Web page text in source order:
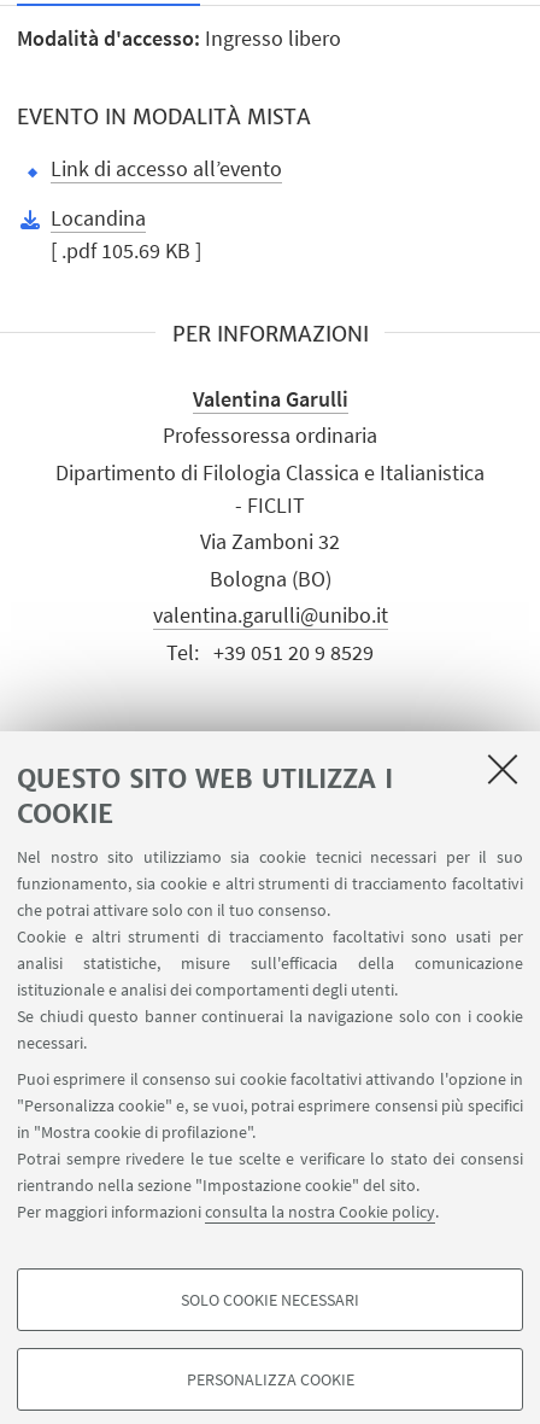
QUESTO SITO WEB UTILIZZA I
COOKIE
Nel nostro sito utilizziamo sia cookie tecnici necessari per il suo
funzionamento, sia cookie e altri strumenti di tracciamento facoltativi
che potrai attivare solo con il tuo consenso.
Cookie e altri strumenti di tracciamento facoltativi sono usati per
analisi statistiche, misure sull'efficacia della comunicazione
istituzionale e analisi dei comportamenti degli utenti.
Se chiudi questo banner continuerai la navigazione solo con i cookie
necessari.
Puoi esprimere il consenso sui cookie facoltativi attivando l'opzione in
"Personalizza cookie" e, se vuoi, potrai esprimere consensi più specifici
in "Mostra cookie di profilazione".
Potrai sempre rivedere le tue scelte e verificare lo stato dei consensi
rientrando nella sezione "Impostazione cookie" del sito.
Per maggiori informazioniconsulta la nostra Cookie policy.
COOKIE DI PROFILAZIONE - FACOLTATIVI
degli utenti, creare profili in base al loro comportamento sul sito, per analisi
di marketing.
SOLO COOKIE NECESSARI
PERSONALIZZA COOKIE
Modalità d'accesso: Ingresso libero
EVENTO IN MODALITÀ MISTA
Link di accesso all’evento
Locandina
[ .pdf 105.69 KB ]
PER INFORMAZIONI
Valentina Garulli
Professoressa ordinaria
Dipartimento di Filologia Classica e Italianistica
- FICLIT
Via Zamboni 32
Bologna (BO)
valentina.garulli@unibo.it
Tel: +39 051 20 9 8529
LINK UTILI
Contatti
Area riservata
SEGUI UNIBO SU:
APP:
©Copyright 2026 - ALMA MATER STUDIORUM - Università di
Bologna - Via Zamboni, 33 - 40126 Bologna - PI: 01131710376 - CF:
80007010376